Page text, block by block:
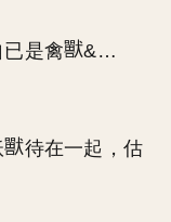
已是禽
&…
待在一起，估